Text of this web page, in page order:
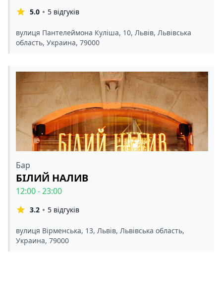
5.0 5 відгуків
вулиця Пантелеймона Куліша, 10, Львів, Львівська
область, Украина, 79000
Бар
БІЛИЙ НАЛИВ
12:00 - 23:00
3.2 5 відгуків
вулиця Вірменська, 13, Львів, Львівська область,
Украина, 79000